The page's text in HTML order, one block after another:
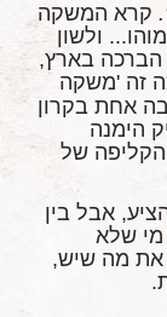
קרא המשקה
ולשון
הברכה בארץ,
זה 'משקה
אחת בקרון
הימנה
של
אבל בין
מי שלא
את מה שיש,